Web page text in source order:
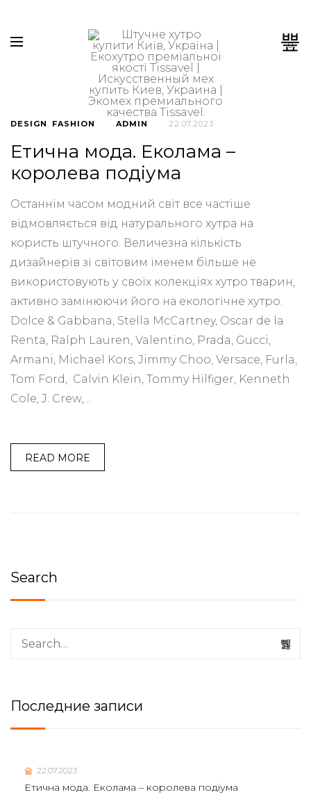
0
DESIGN, FASHION ADMIN 22.07.2023
Етична мода. Еколама –
королева подіума
Останнім часом модний світ все частіше
відмовляється від натурального хутра на
користь штучного. Величезна кількість
дизайнерів зі світовим іменем більше не
використовують у своїх колекціях хутро тварин,
активно замінюючи його на екологічне хутро.
Dolce & Gabbana, Stella McCartney, Oscar de la
Renta, Ralph Lauren, Valentino, Prada, Gucci,
Armani, Michael Kors, Jimmy Choo, Versace, Furla,
Tom Ford, Calvin Klein, Tommy Hilfiger, Kenneth
Cole, J. Crew,…
READ MORE
Search
Последние записи
22.07.2023
Етична мода. Еколама – королева подіума